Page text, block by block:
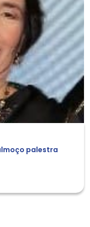
palestra